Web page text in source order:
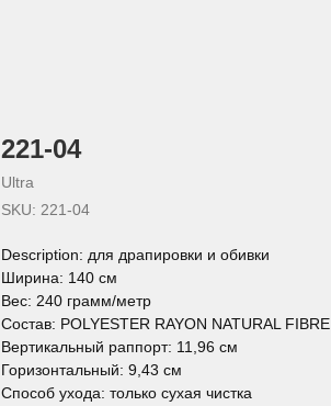
221-04
Ultra
SKU: 221-04
Description: для драпировки и обивки
Ширина: 140 см
Вес: 240 грамм/метр
Состав: POLYESTER RAYON NATURAL FIBRE
Вертикальный раппорт: 11,96 см
Горизонтальный: 9,43 см
Способ ухода: только сухая чистка